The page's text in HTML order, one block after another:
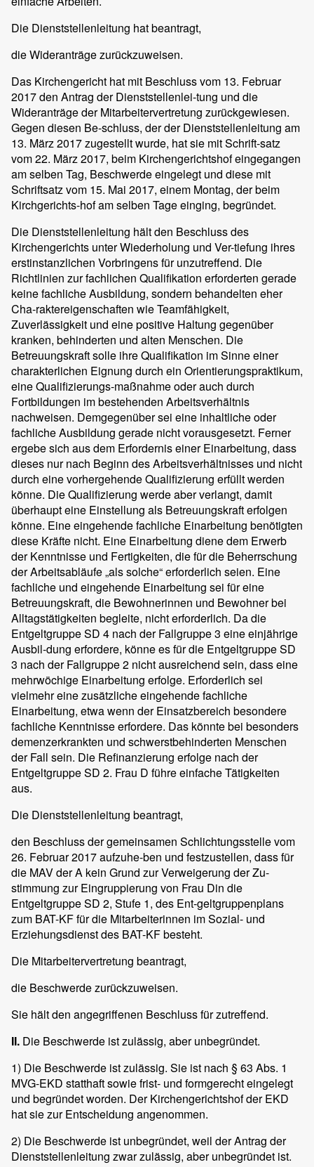
Die Dienststellenleitung hat beantragt,
die Wideranträge zurückzuweisen.
Das Kirchengericht hat mit Beschluss vom 13. Februar
2017 den Antrag der Dienststellenlei-tung und die
Wideranträge der Mitarbeitervertretung zurückgewiesen.
Gegen diesen Be-schluss, der der Dienststellenleitung am
13. März 2017 zugestellt wurde, hat sie mit Schrift-satz
vom 22. März 2017, beim Kirchengerichtshof eingegangen
am selben Tag, Beschwerde eingelegt und diese mit
Schriftsatz vom 15. Mai 2017, einem Montag, der beim
Kirchgerichts-hof am selben Tage einging, begründet.
Die Dienststellenleitung hält den Beschluss des
Kirchengerichts unter Wiederholung und Ver-tiefung ihres
erstinstanzlichen Vorbringens für unzutreffend. Die
Richtlinien zur fachlichen Qualifikation erforderten gerade
keine fachliche Ausbildung, sondern behandelten eher
Cha-raktereigenschaften wie Teamfähigkeit,
Zuverlässigkeit und eine positive Haltung gegenüber
kranken, behinderten und alten Menschen. Die
Betreuungskraft solle ihre Qualifikation im Sinne einer
charakterlichen Eignung durch ein Orientierungspraktikum,
eine Qualifizierungs-maßnahme oder auch durch
Fortbildungen im bestehenden Arbeitsverhältnis
nachweisen. Demgegenüber sei eine inhaltliche oder
fachliche Ausbildung gerade nicht vorausgesetzt. Ferner
ergebe sich aus dem Erfordernis einer Einarbeitung, dass
dieses nur nach Beginn des Arbeitsverhältnisses und nicht
durch eine vorhergehende Qualifizierung erfüllt werden
könne. Die Qualifizierung werde aber verlangt, damit
überhaupt eine Einstellung als Betreuungskraft erfolgen
könne. Eine eingehende fachliche Einarbeitung benötigten
diese Kräfte nicht. Eine Einarbeitung diene dem Erwerb
der Kenntnisse und Fertigkeiten, die für die Beherrschung
der Arbeitsabläufe „als solche“ erforderlich seien. Eine
fachliche und eingehende Einarbeitung sei für eine
Betreuungskraft, die Bewohnerinnen und Bewohner bei
Alltagstätigkeiten begleite, nicht erforderlich. Da die
Entgeltgruppe SD 4 nach der Fallgruppe 3 eine einjährige
Ausbil-dung erfordere, könne es für die Entgeltgruppe SD
3 nach der Fallgruppe 2 nicht ausreichend sein, dass eine
mehrwöchige Einarbeitung erfolge. Erforderlich sei
vielmehr eine zusätzliche eingehende fachliche
Einarbeitung, etwa wenn der Einsatzbereich besondere
fachliche Kenntnisse erfordere. Das könnte bei besonders
demenzerkrankten und schwerstbehinderten Menschen
der Fall sein. Die Refinanzierung erfolge nach der
Entgeltgruppe SD 2. Frau D führe einfache Tätigkeiten
aus.
Die Dienststellenleitung beantragt,
den Beschluss der gemeinsamen Schlichtungsstelle vom
26. Februar 2017 aufzuhe-ben und festzustellen, dass für
die MAV der A kein Grund zur Verweigerung der Zu-
stimmung zur Eingruppierung von Frau Din die
Entgeltgruppe SD 2, Stufe 1, des Ent-geltgruppenplans
zum BAT-KF für die Mitarbeiterinnen im Sozial- und
Erziehungsdienst des BAT-KF besteht.
Die Mitarbeitervertretung beantragt,
die Beschwerde zurückzuweisen.
Sie hält den angegriffenen Beschluss für zutreffend.
II. Die Beschwerde ist zulässig, aber unbegründet.
1) Die Beschwerde ist zulässig. Sie ist nach § 63 Abs. 1
MVG-EKD statthaft sowie frist- und formgerecht eingelegt
und begründet worden. Der Kirchengerichtshof der EKD
hat sie zur Entscheidung angenommen.
2) Die Beschwerde ist unbegründet, weil der Antrag der
Dienststellenleitung zwar zulässig, aber unbegründet ist.